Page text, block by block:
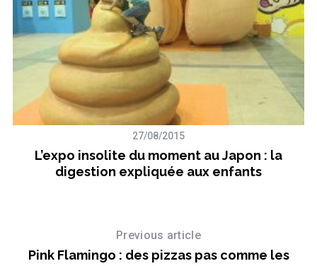
27/08/2015
L’expo insolite du moment au Japon : la
digestion expliquée aux enfants
Previous article
Pink Flamingo : des pizzas pas comme les